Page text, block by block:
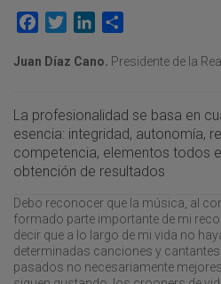
Facebook
TwitterLinkedIn
Juan Díaz Cano. Presidente de la
La profesionalidad se basa en
esencia: integridad, autonomía,
competencia, elementos todos
obtención de resultados
Debo reconocer que la música, al
formado parte importante de mi
decir que a lo largo de mi vida no
determinadas canciones y
pasados no necesariamente